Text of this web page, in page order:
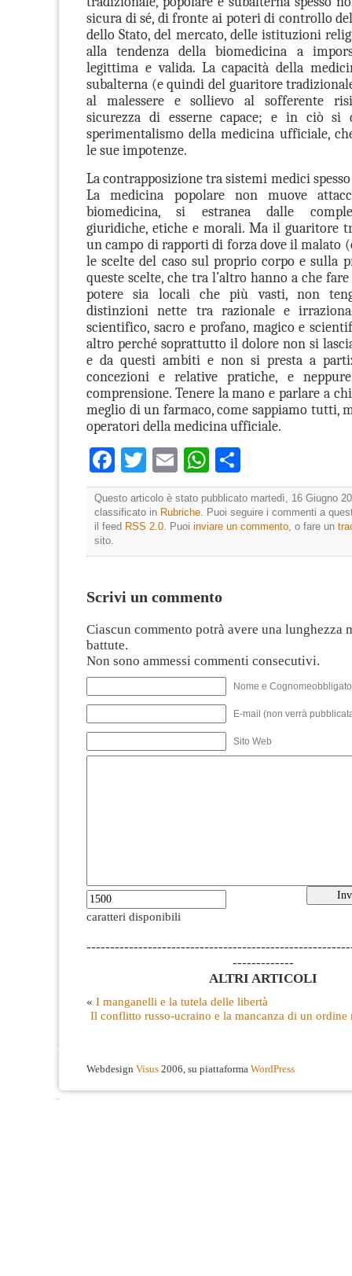
sicura di sé, di fronte ai poteri di controllo
dello Stato, del mercato, delle istituzioni
alla tendenza della biomedicina a
legittima e valida. La capacità della
subalterna (e quindi del guaritore
al malessere e sollievo al sofferente
sicurezza di esserne capace; e in ciò si
sperimentalismo della medicina ufficiale,
le sue impotenze.
La contrapposizione tra sistemi medici
La medicina popolare non muove
biomedicina, si estranea dalle
giuridiche, etiche e morali. Ma il guaritore
un campo di rapporti di forza dove il malato
le scelte del caso sul proprio corpo e sulla
queste scelte, che tra l’altro hanno a che
potere sia locali che più vasti, non
distinzioni nette tra razionale e
scientifico, sacro e profano, magico e
altro perché soprattutto il dolore non si
e da questi ambiti e non si presta a
concezioni e relative pratiche, e
comprensione. Tenere la mano e parlare a
meglio di un farmaco, come sappiamo tutti,
operatori della medicina ufficiale.
Facebook
TwitterEmailWhatsApp
Questo articolo è stato pubblicato martedì, 16 Giugno
classificato in Rubriche. Puoi seguire i commenti a
il feed RSS 2.0. Puoi inviare un commento, o fare un
sito.
Scrivi un commento
Ciascun commento potrà avere una lunghezza
battute.
Non sono ammessi commenti consecutivi.
Nome e
E-mail (non verrà
Sito Web
caratteri disponibili
-------------
ALTRI ARTICOLI
« I manganelli e la tutela delle libertà
Il conflitto russo-ucraino e la mancanza di un ordine
Webdesign Visus 2006, su piattaforma WordPress